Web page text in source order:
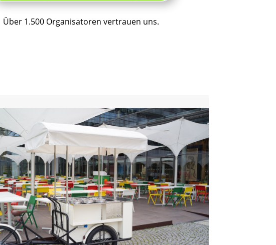
Über 1.500 Organisatoren vertrauen uns.